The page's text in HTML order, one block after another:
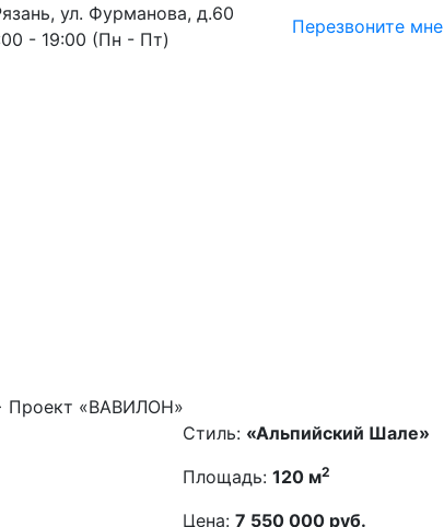
ул. Фурманова, д.60
- 19:00 (Пн - Пт)
Перезвоните мне
Проект «ВАВИЛОН»
Стиль: «Альпийский Шале»
Площадь: 120 м2
Цена: 7 550 000 руб.